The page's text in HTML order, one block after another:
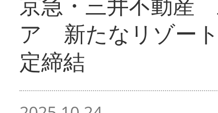
ア 新たなリゾー
定締結